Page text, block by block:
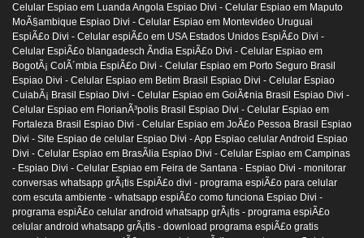
Celular Espiao em Luanda Angola Espiao Divi - Celular Espiao em Maputo
MoÃ§ambique Espiao Divi - Celular Espiao em Montevideo Uruguai
EspiÃ£o Divi - Celular espiÃ£o em USA Estados Unidos EspiÃ£o Divi -
Celular EspiÃ£o blangadesch Ãndia EspiÃ£o Divi - Celular Espiao em
BogotÃ¡ ColÃ´mbia EspiÃ£o Divi - Celular Espiao em Porto Seguro Brasil
Espiao Divi - Celular Espiao em Betim Brasil Espiao Divi - Celular Espiao
CuiabÃ¡ Brasil Espiao Divi - Celular Espiao em GoiÃ¢nia Brasil Espiao Divi -
Celular Espiao em FlorianÃ³polis Brasil Espiao Divi - Celular Espiao em
Fortaleza Brasil Espiao Divi - Celular Espiao em JoÃ£o Pessoa Brasil Espiao
Divi - Site Espiao de celular Espiao Divi -App Espiao celular Android Espiao
Divi - Celular Espiao em BrasÃ­lia Espiao Divi - Celular Espiao em Campinas
- Espiao Divi - Celular Espiao em Feira de Santana - Espiao Divi - monitorar
conversas whatsapp grÃ¡tis EspiÃ£o divi - programa espiÃ£o para celular
com escuta ambiente - whatsapp espiÃ£o como funciona Espiao Divi -
programa espiÃ£o celular android whatsapp grÃ¡tis - programa espiÃ£o
celular android whatsapp grÃ¡tis - download programa espiÃ£o gratis